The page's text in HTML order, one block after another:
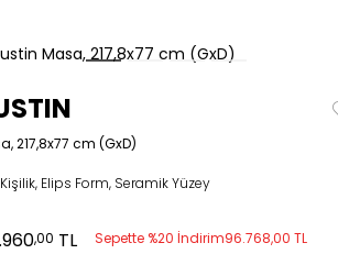
217,8x77 cm (GxD)
Elips Form, Seramik Yüzey
,00 TL Sepette %20 İndirim96.768,00 TL